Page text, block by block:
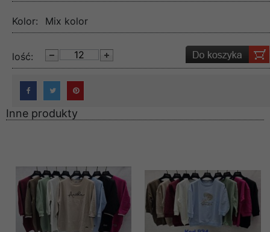
Kolor: Mix kolor
lość:
Inne produkty